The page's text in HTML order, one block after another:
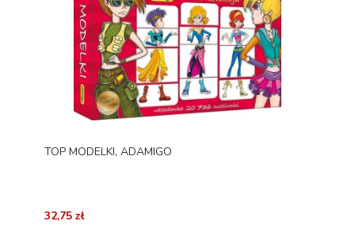
TOP MODELKI, ADAMIGO
32,75 zł